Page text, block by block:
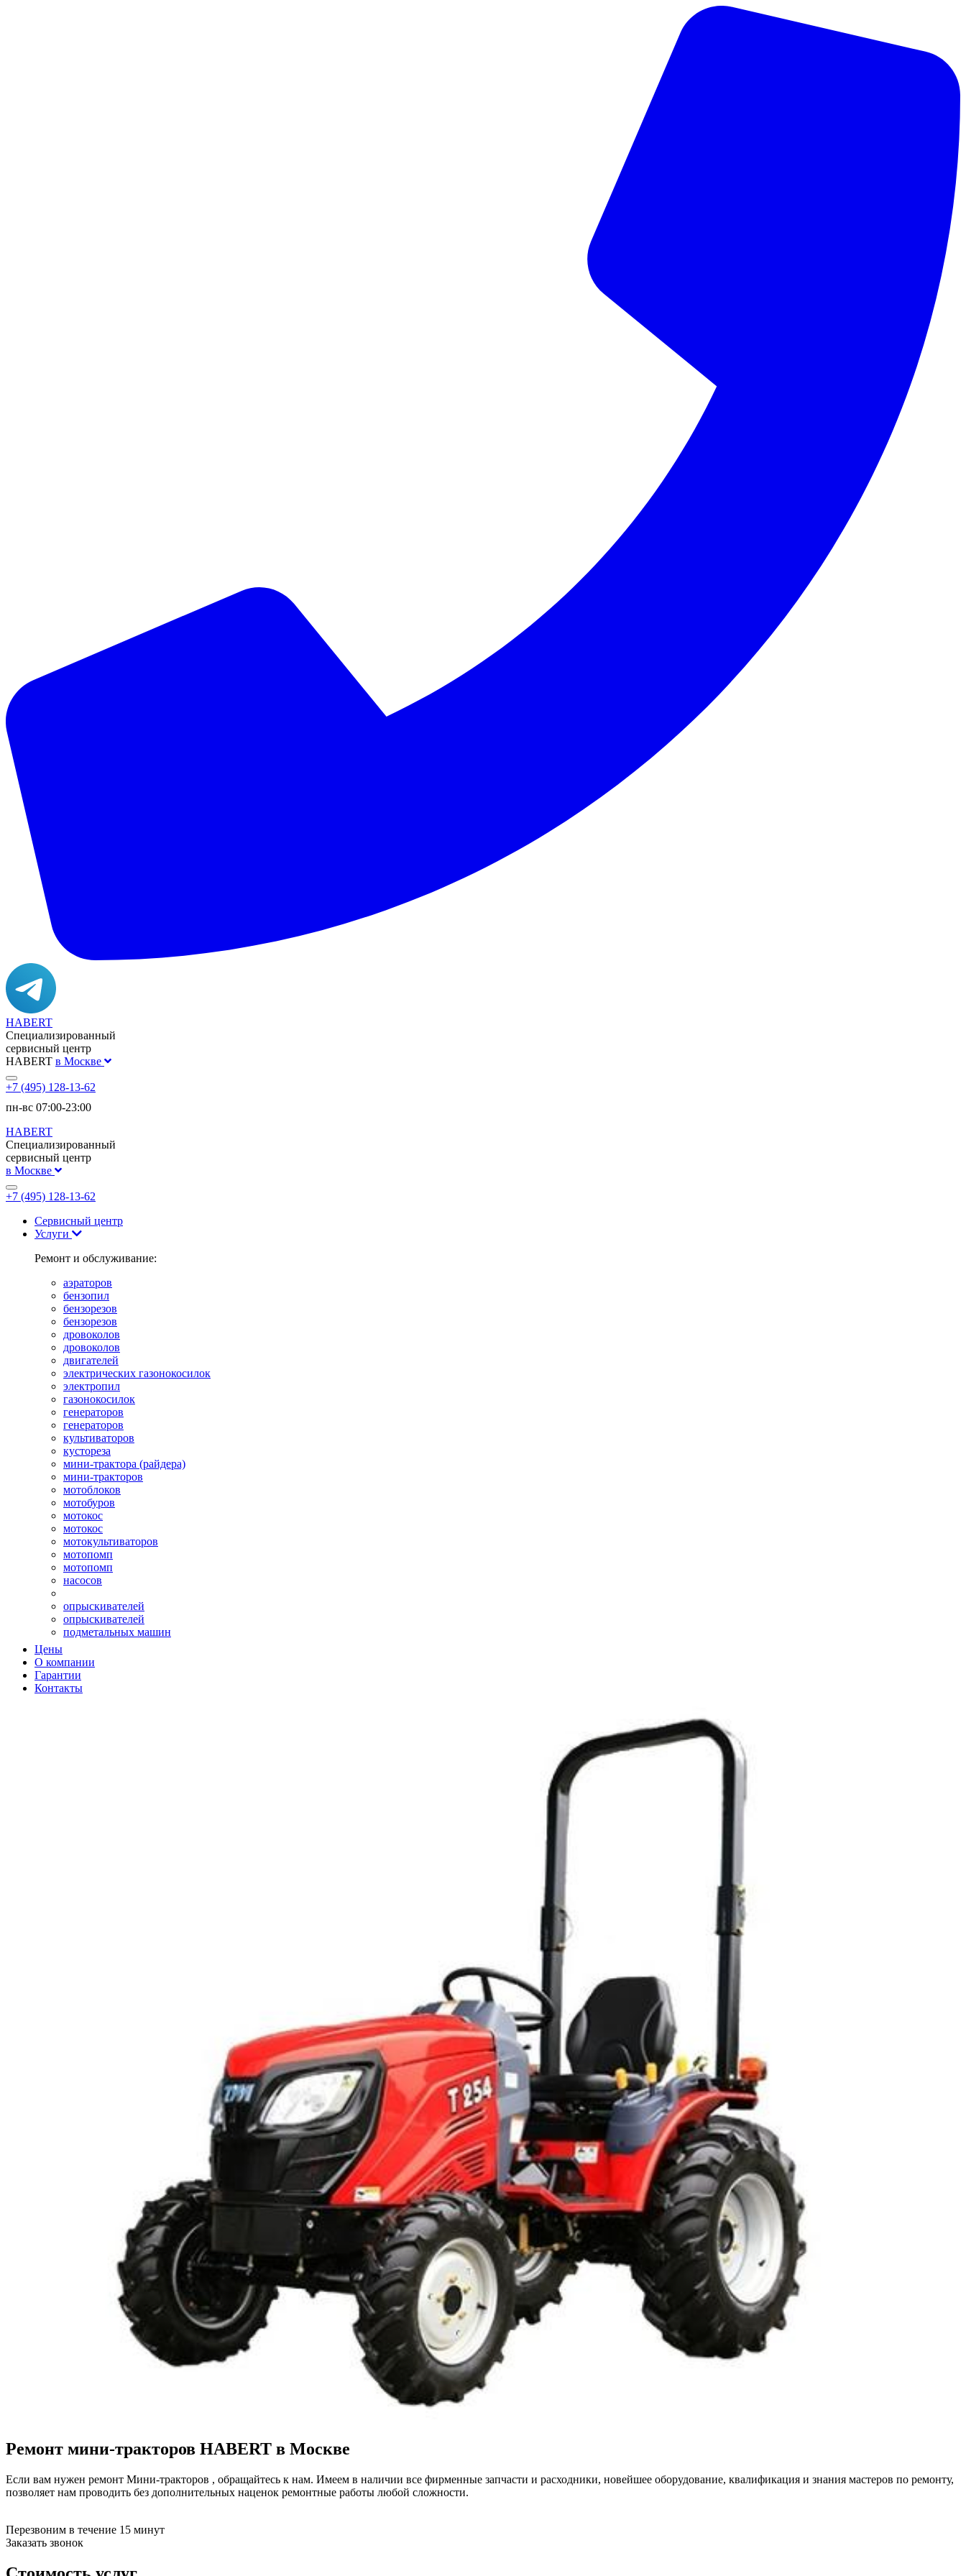
HABERT
Специализированный
сервисный центр
HABERT в Москве
+7 (495) 128-13-62
пн-вс 07:00-23:00
HABERT
Специализированный
сервисный центр
в Москве
+7 (495) 128-13-62
Сервисный центр
Услуги
Ремонт и обслуживание:
аэраторов
бензопил
бензорезов
бензорезов
дровоколов
дровоколов
двигателей
электрических газонокосилок
электропил
газонокосилок
генераторов
генераторов
культиваторов
кустореза
мини-трактора (райдера)
мини-тракторов
мотоблоков
мотобуров
мотокос
мотокос
мотокультиваторов
мотопомп
мотопомп
насосов
опрыскивателей
опрыскивателей
подметальных машин
садовых измельчителей
садовых пылесосв
садовых пылесосов
снегоуборщиков
Цены
О компании
Гарантии
Контакты
Ремонт мини-тракторов HABERT в Москве
Если вам нужен ремонт Мини-тракторов , обращайтесь к нам. Имеем в наличии все фирменные запчасти и расходники, новейшее оборудование, квалификация и знания мастеров по ремонту,
позволяет нам проводить без дополнительных наценок ремонтные работы любой сложности.
Перезвоним в течение 15 минут
Заказать звонок